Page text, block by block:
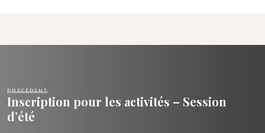
PRÉCÉDENT
Inscription pour les activités – Session
d’été